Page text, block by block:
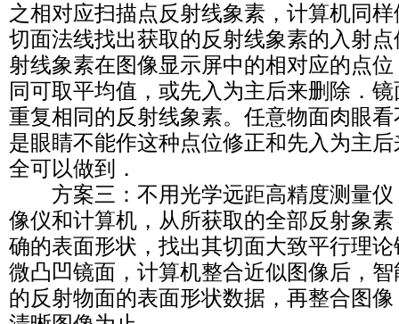
之相对应扫描点反射线象素，计算机同
切面法线找出获取的反射线象素的入射
射线象素在图像显示屏中的相对应的点
同可取平均值，或先入为主后来删除．
重复相同的反射线象素。任意物面肉眼
是眼睛不能作这种点位修正和先入为主
全可以做到．
方案三：不用光学远距高精度测量仪
像仪和计算机，从所获取的全部反射象
确的表面形状，找出其切面大致平行理
微凸凹镜面，计算机整合近似图像后，
的反射物面的表面形状数据，再整合图